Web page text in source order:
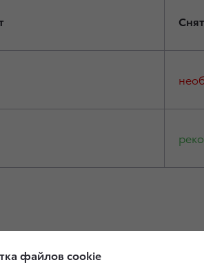
радара
файлов cookie